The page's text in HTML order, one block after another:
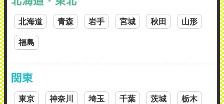
北海道 青森 岩手 宮城 秋田 山形
福島
関東
東京 神奈川 埼玉 千葉 茨城 栃木